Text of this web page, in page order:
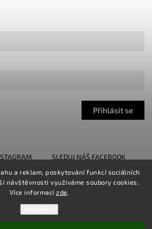
a reklam, poskytování funkcí sociálních
návštěvnosti využíváme soubory cookies.
Více informacízde.
Přihlásit se
SLEDUJ NÁŠ FACEBOOK
TROJHALÍ
SNÍŽENO.CZ
LOWER UNITED